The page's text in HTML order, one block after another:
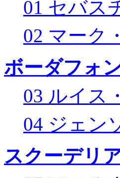
01 セバス
02 マーク
ボーダフォ
03 ルイス
04 ジェン
スクーデリ